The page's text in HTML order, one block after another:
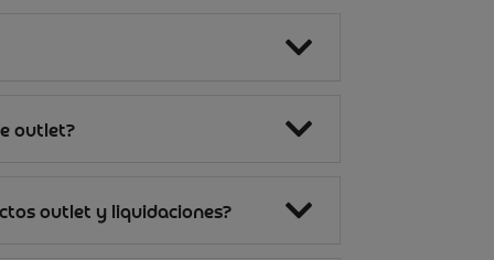
outlet?
outlet y liquidaciones?